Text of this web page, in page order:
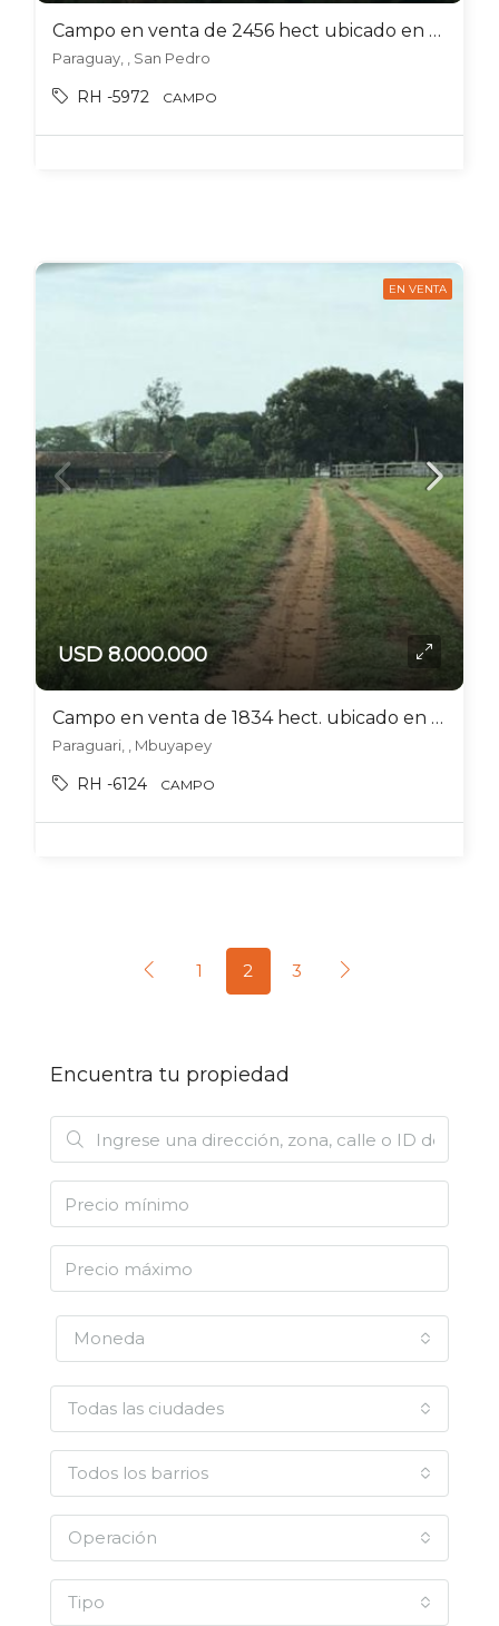
Campo en venta de 2456 hect ubicado en San Pedro del Parana – Paraguay
Paraguay, , San Pedro
RH -5972 CAMPO
EN VENTA
USD 8.000.000
Campo en venta de 1834 hect. ubicado en Mbuyapey
Paraguari, , Mbuyapey
RH -6124 CAMPO
1 2 3
Encuentra tu propiedad
Moneda
Todas las ciudades
Todos los barrios
Operación
Tipo